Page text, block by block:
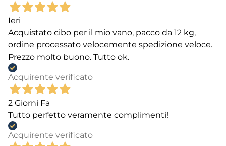
Ieri
Acquistato cibo per il mio vano, pacco da 12 kg,
ordine processato velocemente spedizione veloce.
Prezzo molto buono. Tutto ok.
Acquirente verificato
2 Giorni Fa
Tutto perfetto veramente complimenti!
Acquirente verificato